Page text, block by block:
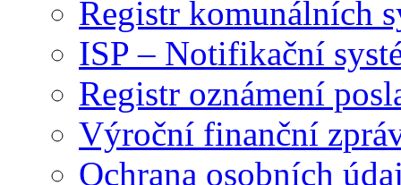
Registr komunálních
ISP – Notifikační
Registr oznámení
Výroční finanční
Ochrana osobních